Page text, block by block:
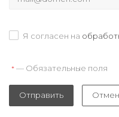
Я согласен на
* — Обязательные поля
Отправить